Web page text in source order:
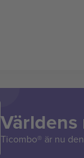
Världens
Ticombo® är nu